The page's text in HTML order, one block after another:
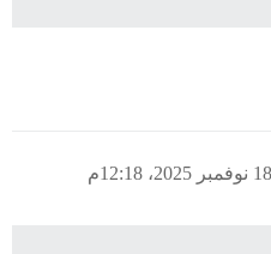
18 نوفمبر 2025، 12:18م